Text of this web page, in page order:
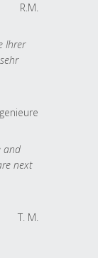
R.M.
Ihrer
and
next
T. M.